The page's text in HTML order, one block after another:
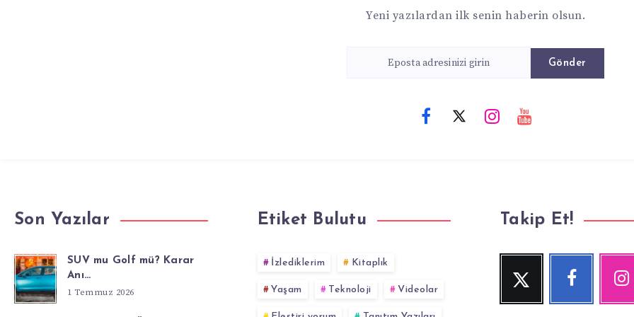
Yeni yazılardan ilk senin haberin olsun.
Gönder
Son Yazılar
SUV mu Golf mü? Karar
Anı…
1 Temmuz 2026
Etiket Bulutu
İzlediklerim Kitaplık
Yaşam Teknoloji Videolar
Takip Et!
Twitter
Beni
Facebook